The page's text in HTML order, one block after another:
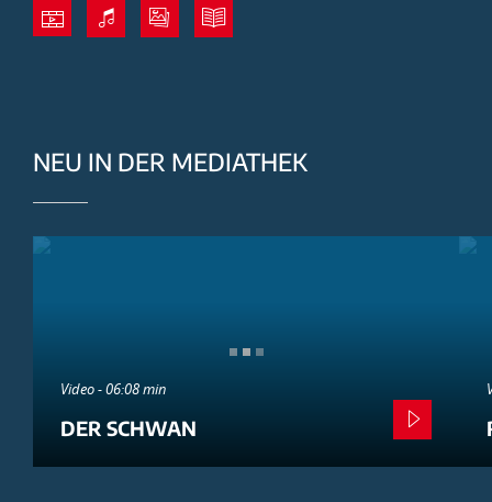
NEU IN DER MEDIATHEK
Video - 06:08 min
DER SCHWAN